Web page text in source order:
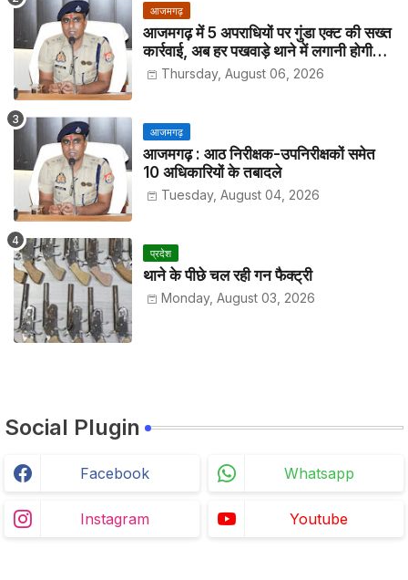
आजमगढ़
आजमगढ़ में 5 अपराधियों पर गुंडा एक्ट की सख्त
कार्रवाई, अब हर पखवाड़े थाने में लगानी होगी
हाजिरीThursday, August 06, 2026
आजमगढ़
आजमगढ़ : आठ निरीक्षक-उपनिरीक्षकों समेत
10 अधिकारियों के तबादले
Tuesday, August 04, 2026
प्रदेश
थाने के पीछे चल रही गन फैक्ट्री
Monday, August 03, 2026
Social Plugin
Facebook Whatsapp
Instagram Youtube